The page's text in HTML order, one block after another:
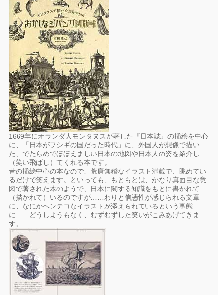
1669年にオランダ人モンタヌスが著した『日本誌』の挿絵を中心
に、「日本がフシギの国だった時代」に、外国人が想像で描い
た、でたらめでほほえましい日本の地図や日本人の姿を紹介し
（笑い飛ばし）てくれる本です。
昔の挿絵中心の本なので、荒唐無稽なイラスト満載で、眺めてい
るだけで笑えます。といっても、もともとは、かなり真面目な意
図で著された本のようで、日本に関する知識をもとに書かれて
（描かれて）いるのですが……わりと信憑性が感じられる文章
に、なにかヘンテコなイラストが添えられているという事態
に……どうしようもなく、むずむずした笑いがこみあげてきま
す。